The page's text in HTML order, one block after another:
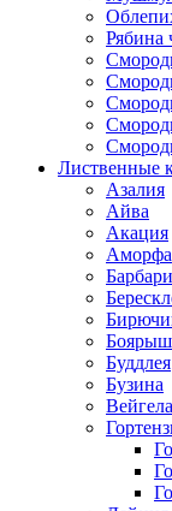
Рябина
Лиственные
Азалия
Айва
Акация
Аморфа
Буддлея
Бузина
Вейгела